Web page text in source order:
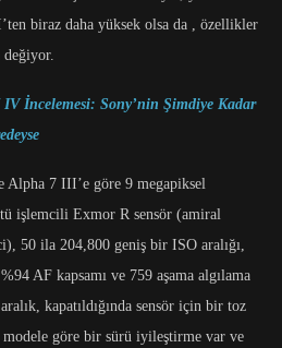
biraz daha yüksek olsa da , özellikler
IV İncelemesi: Sony’nin Şimdiye Kadar
Alpha 7 III’e göre 9 megapiksel
işlemcili Exmor R sensör (amiral
50 ila 204,800 geniş bir ISO aralığı,
AF kapsamı ve 759 aşama algılama
kapatıldığında sensör için bir toz
göre bir sürü iyileştirme var ve